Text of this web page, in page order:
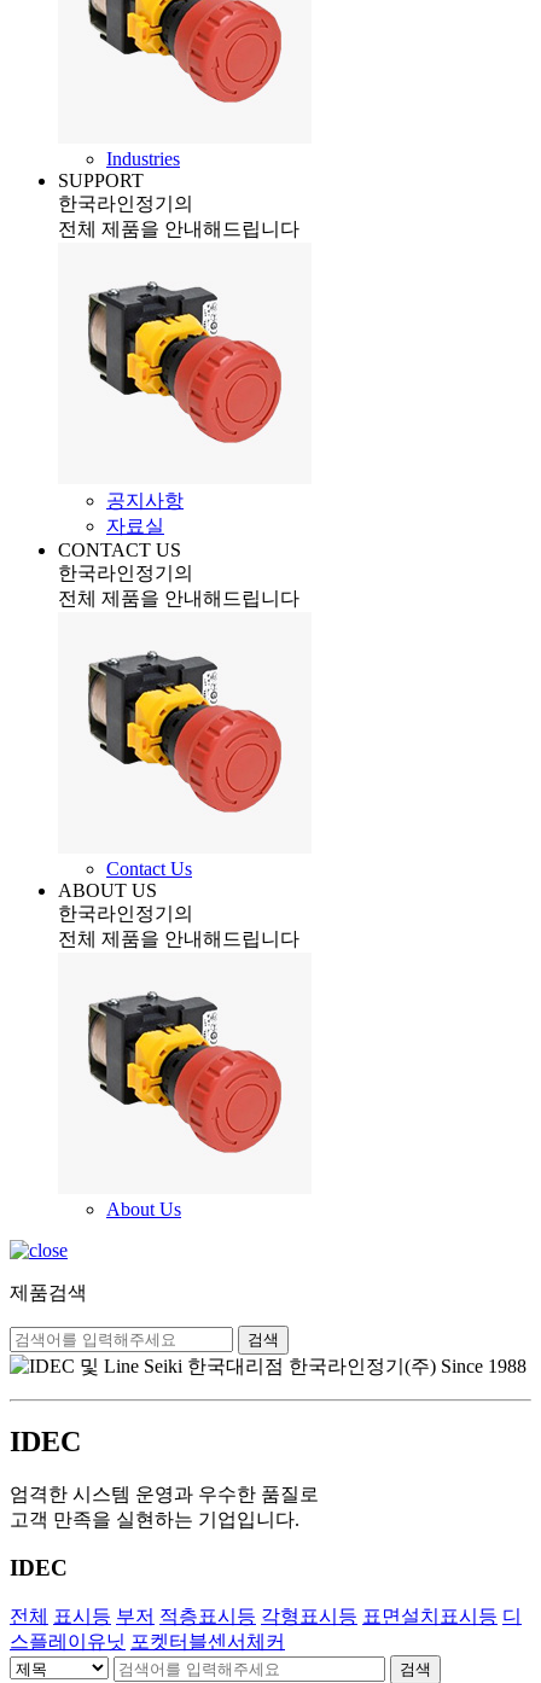
Industries
SUPPORT
한국라인정기의
전체 제품을 안내해드립니다
공지사항
자료실
CONTACT US
한국라인정기의
전체 제품을 안내해드립니다
Contact Us
ABOUT US
한국라인정기의
전체 제품을 안내해드립니다
About Us
제품검색
검색
IDEC
엄격한 시스템 운영과 우수한 품질로
고객 만족을 실현하는 기업입니다.
IDEC
전체 표시등 부저 적층표시등 각형표시등 표면설치표시등 디
스플레이유닛 포켓터블센서체커